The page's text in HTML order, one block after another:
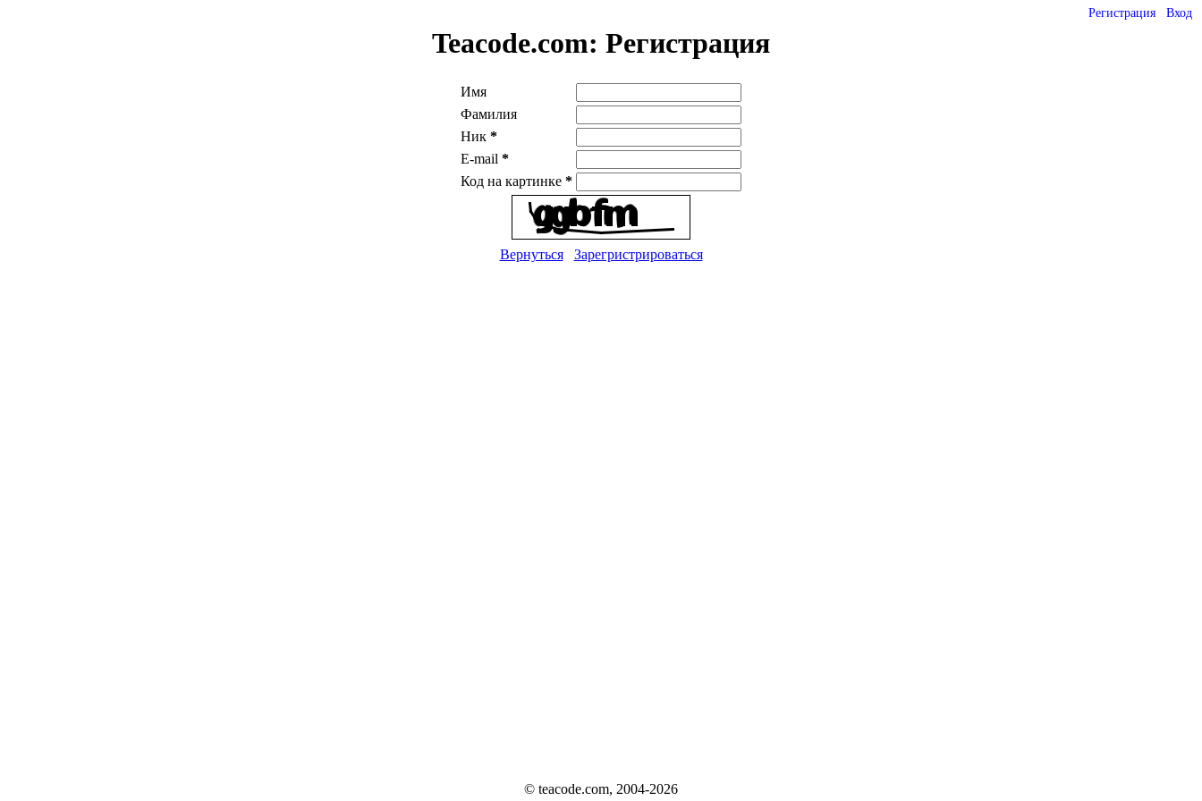
Регистрация Вход
Teacode.com: Регистрация
Имя
Фамилия
Ник *
E-mail *
Код на картинке *
Вернуться Зарегристрироваться
© teacode.com, 2004-2026